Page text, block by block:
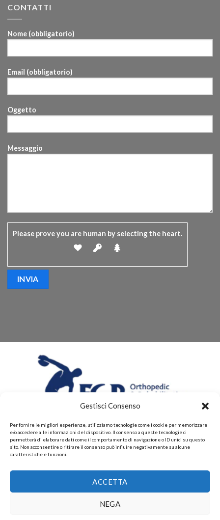
Gestisci Consenso
Per fornire le migliori esperienze, utilizziamo tecnologie come i cookie per memorizzare
e/o accedere alle informazioni del dispositivo. Il consenso a queste tecnologie ci
permetterà di elaborare dati come il comportamento di navigazione o ID unici su questo
sito. Non acconsentire o ritirare il consenso può influire negativamente su alcune
caratteristiche e funzioni.
ACCETTA
NEGA
CONTATTI
Nome (obbligatorio)
Email (obbligatorio)
Oggetto
Messaggio
Please prove you are human by selecting the heart.
POLITICHE DI RESI E DI RIMBORSI
Gruppo FAF srls, Via Montelparo 43 A-B